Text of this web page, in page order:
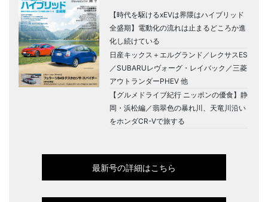
【時代を駆けるxEVは界隈はハイブリッド
全盛期】電動化の流れは止まるどころか進
化し続けている
日産キックス＋エルグランド／レクサスES
／SUBARUレヴォーグ・レイバック／三菱
アウトランダーPHEV 他
【グルメドライブ紀行 ニッポンの優食】静
岡・浜松編／翡翠色の暴れ川、天竜川沿い
をホンダCR-Vで旅する
最新号の詳細はこちら